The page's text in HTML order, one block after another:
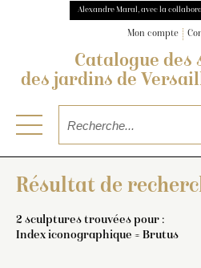
Alexandre Maral, avec la
Mon compte
Catalogue des
des jardins de
Résultat de
2 sculptures trouvées pour :
Index iconographique = Brutus